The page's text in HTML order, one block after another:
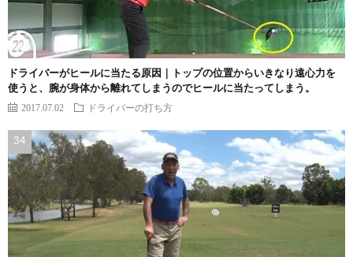
ドライバーがヒールに当たる原因｜トップの位置からいきなり遠心力を
使うと、腕が身体から離れてしまうのでヒールに当たってしまう。
2017.07.02 ドライバーの打ち方